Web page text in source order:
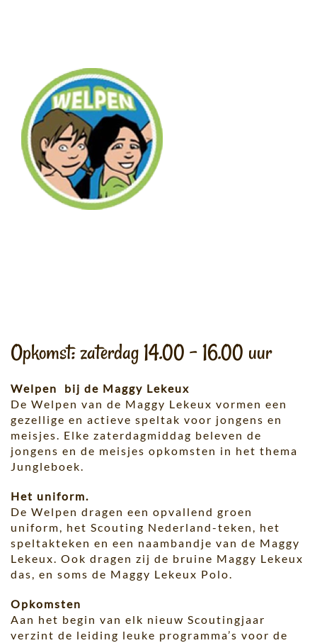
Opkomst: zaterdag 14.00 – 16.00 uur
Welpen bij de Maggy Lekeux
De Welpen van de Maggy Lekeux vormen een
gezellige en actieve speltak voor jongens en
meisjes. Elke zaterdagmiddag beleven de
jongens en de meisjes opkomsten in het thema
Jungleboek.
Het uniform.
De Welpen dragen een opvallend groen
uniform, het Scouting Nederland-teken, het
speltakteken en een naambandje van de Maggy
Lekeux. Ook dragen zij de bruine Maggy Lekeux
das, en soms de Maggy Lekeux Polo.
Opkomsten
Aan het begin van elk nieuw Scoutingjaar
verzint de leiding leuke programma’s voor de